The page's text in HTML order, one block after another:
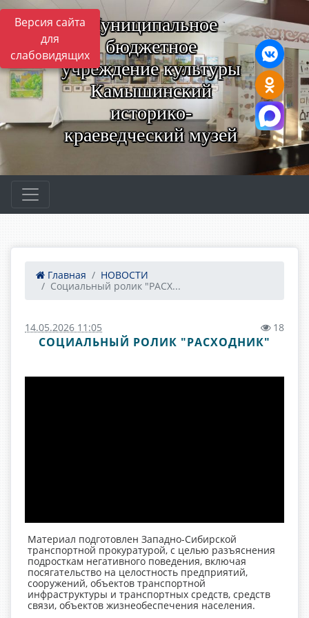
Версия сайта
для
слабовидящих
Муниципальное
бюджетное
учреждение культуры
Камышинский
историко-
краеведческий музей
Главная
НОВОСТИ
Социальный ролик "РАСХ...
14.05.2026 11:05 18
СОЦИАЛЬНЫЙ РОЛИК "РАСХОДНИК"
Материал подготовлен Западно-Сибирской
транспортной прокуратурой, с целью разъяснения
подросткам негативного поведения, включая
посягательство на целостность предприятий,
сооружений, объектов транспортной
инфраструктуры и транспортных средств, средств
связи, объектов жизнеобеспечения населения.